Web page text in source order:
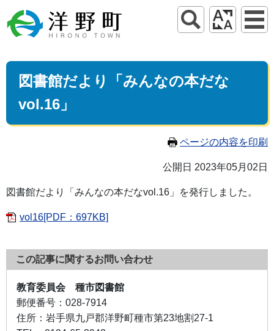
図書館だより「みんなの本だな
vol.16」
ページの内容を印刷
公開日 2023年05月02日
図書館だより「みんなの本だなvol.16」を発行しました。
vol16[PDF：697KB]
この記事に関するお問い合わせ
教育委員会 種市図書館
郵便番号： 028-7914
住所： 岩手県九戸郡洋野町種市第23地割27-1